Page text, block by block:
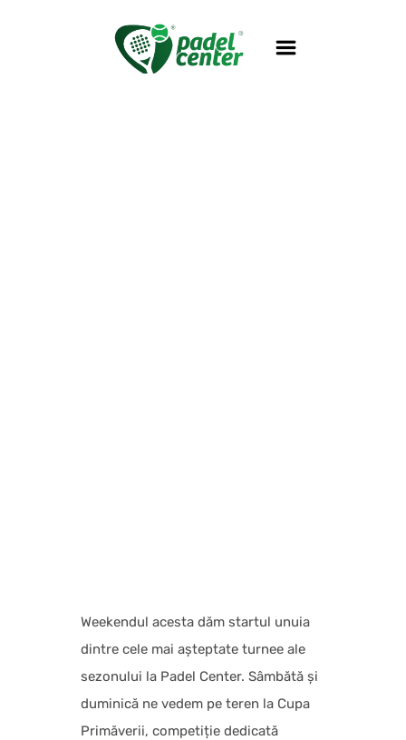
Weekendul acesta dăm startul unuia
dintre cele mai așteptate turnee ale
sezonului la Padel Center. Sâmbătă și
duminică ne vedem pe teren la Cupa
Primăverii, competiție dedicată